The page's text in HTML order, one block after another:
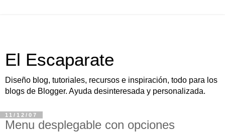
El Escaparate
Diseño blog, tutoriales, recursos e inspiración, todo para los
blogs de Blogger. Ayuda desinteresada y personalizada.
11/12/07
Menu desplegable con opciones